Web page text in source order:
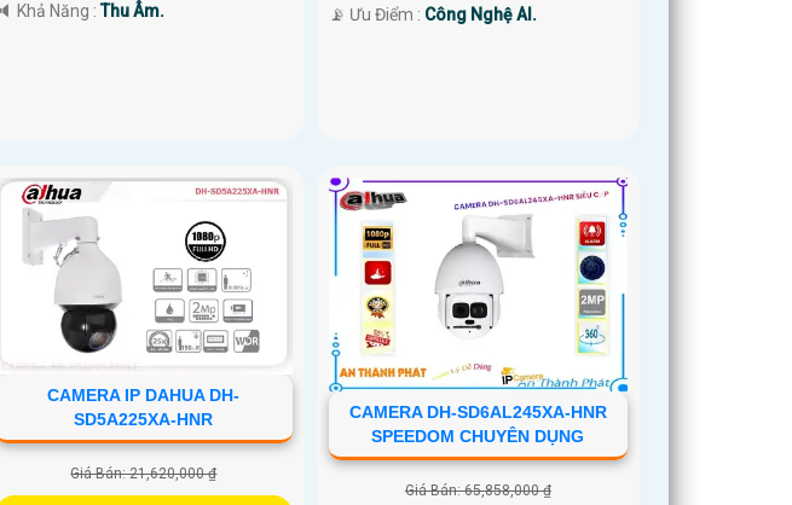
️🔈 Khả Năng :Thu Âm.
️📡 Ưu Điểm : Công Nghệ AI.
CAMERA IP DAHUA DH-
SD5A225XA-HNR
Giá Bán: 21,620,000 ₫
CAMERA DH-SD6AL245XA-HNR
SPEEDOM CHUYÊN DỤNG
Giá Bán: 65,858,000 ₫